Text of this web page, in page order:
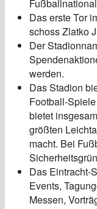
Das erste Tor
schoss Zlatko
Der
werden.
Das Stadion
Football-
bietet
größten
macht. Bei
Das Eintracht-
Events,
Messen,